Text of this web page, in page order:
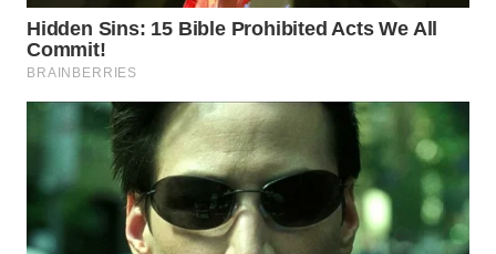
LESUNG
WN
KARO
SIMALUNGUN